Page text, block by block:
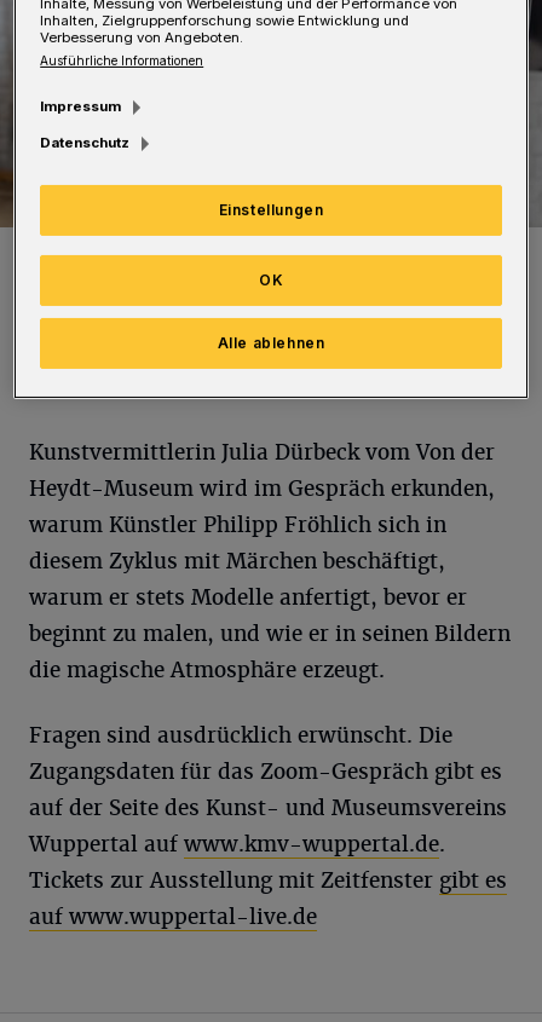
Die Ausstellung „Märchen“ von Philipp Fröhlich läuft seit 3. Juni 2021
Kunstvermittlerin Julia Dürbeck vom Von der
Heydt-Museum wird im Gespräch erkunden,
warum Künstler Philipp Fröhlich sich in
diesem Zyklus mit Märchen beschäftigt,
warum er stets Modelle anfertigt, bevor er
beginnt zu malen, und wie er in seinen Bildern
die magische Atmosphäre erzeugt.
Fragen sind ausdrücklich erwünscht. Die
Zugangsdaten für das Zoom-Gespräch gibt es
auf der Seite des Kunst- und Museumsvereins
Wuppertal auf www.kmv-wuppertal.de.
Tickets zur Ausstellung mit Zeitfenster gibt es
auf www.wuppertal-live.de
Inhalte, Messung von Werbeleistung und der Performance von
Inhalten, Zielgruppenforschung sowie Entwicklung und
Verbesserung von Angeboten.
Ausführliche Informationen
Impressum
Datenschutz
Einstellungen
Alle ablehnen
OK